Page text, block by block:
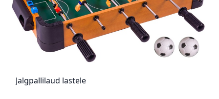
Jalgpallilaud lastele